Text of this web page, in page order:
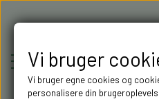
Vi bruger
Vi bruger egne cookies og
personalisere din